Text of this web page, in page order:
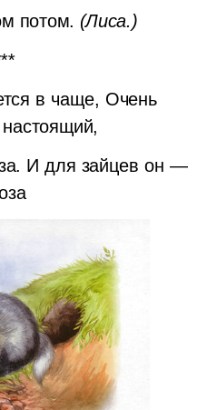
потом. (Лиса.)
в чаще, Очень
И для зайцев он —